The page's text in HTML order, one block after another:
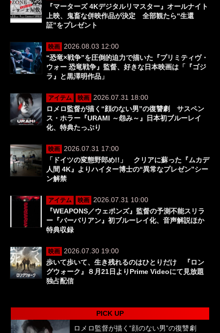
『マーターズ 4Kデジタルリマスター』オールナイト
上映、鬼畜な併映作品が決定 全部観たら“生還
証”をプレゼント
映画 2026.08.03 12:00
“恐竜×戦争”を圧倒的迫力で描いた『プリミティヴ・
ウォー 恐竜戦争』監督、好きな日本映画は「『ゴジ
ラ』と黒澤明作品」
アイテム 映画 2026.07.31 18:00
ロメロ監督が描く“顔のない男”の復讐劇 サスペン
ス・ホラー『URAMI ～怨み～』日本初ブルーレイ
化、特典たっぷり
映画 2026.07.31 17:00
「ドイツの変態野郎め!!」 クリアに蘇った『ムカデ
人間 4K』よりハイター博士の“異常なプレゼン”シー
ン解禁
アイテム 映画 2026.07.31 10:00
『WEAPONS／ウェポンズ』監督の予測不能スリラ
ー『バーバリアン』初ブルーレイ化、音声解説ほか
特典収録
映画 2026.07.30 19:00
歩いて歩いて、生き残れるのはひとりだけ 『ロン
グウォーク』８月21日よりPrime Videoにて見放題
独占配信
PICK UP
ロメロ監督が描く“顔のない男”の復讐劇